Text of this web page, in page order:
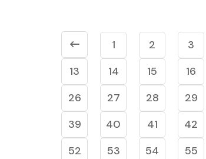
1 2 3
13
14 15 16
26
27 28 29
39
40 41 42
52
53 54 55